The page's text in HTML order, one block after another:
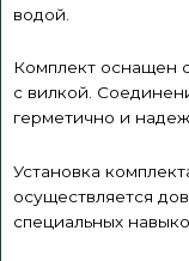
водой.
Комплект оснащен
с вилкой.
герметично и
Установка
осуществляется
специальных